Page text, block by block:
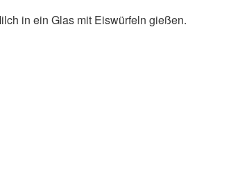
in ein Glas mit Eiswürfeln gießen.